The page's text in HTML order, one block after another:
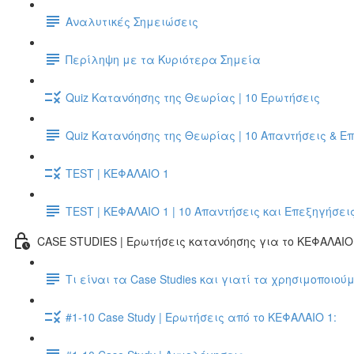
Αναλυτικές Σημειώσεις
Περίληψη με τα Κυριότερα Σημεία
Quiz Κατανόησης της Θεωρίας | 10 Ερωτήσεις
Quiz Κατανόησης της Θεωρίας | 10 Απαντήσεις &
TEST | ΚΕΦΑΛΑΙΟ 1
TEST | ΚΕΦΑΛΑΙΟ 1 | 10 Απαντήσεις και
CASE STUDIES | Ερωτήσεις κατανόησης για το
Τι είναι τα Case Studies και γιατί τα
#1-10 Case Study | Ερωτήσεις από το ΚΕΦΑΛΑΙΟ 1: